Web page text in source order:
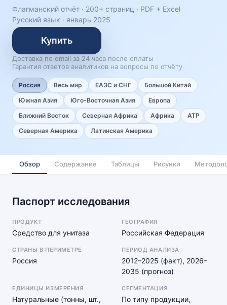
Флагманский отчёт · 200+ страниц · PDF + Excel
Русский язык · январь 2025
Купить
Доставка по email за 24 часа после оплаты
Гарантия ответов аналитиков на вопросы по отчёту
Россия Весь мир ЕАЭС и СНГ
Большой Китай
Южная Азия
Юго-Восточная Азия
Европа
Ближний Восток
Северная Африка Африка
АТР
Северная Америка
Латинская Америка
Обзор Содержание Таблицы Рисунки
Паспорт исследования
ПРОДУКТ
Средство для унитаза
ГЕОГРАФИЯ
Российская Федерация
СТРАНЫ В ПЕРИМЕТРЕ
Россия
ПЕРИОД АНАЛИЗА
2012–2025 (факт), 2026–
2035 (прогноз)
ЕДИНИЦЫ ИЗМЕРЕНИЯ
Натуральные (тонны, шт.,
СЕГМЕНТАЦИЯ
По типу продукции,